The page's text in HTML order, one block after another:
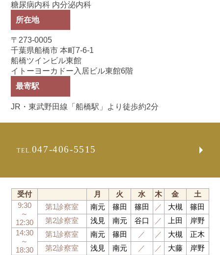
糖尿病内科 内分泌内科
所在地
〒273-0005
千葉県船橋市 本町7-6-1
船橋ツインビル東館
イトーヨーカドー入居ビル東館6階
最寄駅
JR・東武野田線「船橋駅」より徒歩約2分
TEL. 047-406-5515
受付 月 火 水 木 金
土
9:30
～
12:30
第1診察室 南元 篠田 篠田 ／ 大槻
篠田
第2診察室
浅見 南元 谷口 ／ 上田
岸野
14:30
～
18:30
第1診察室 南元 篠田 ／ ／ 大槻
正木
第2診察室
浅見 南元 ／ ／ 大藤 岸野